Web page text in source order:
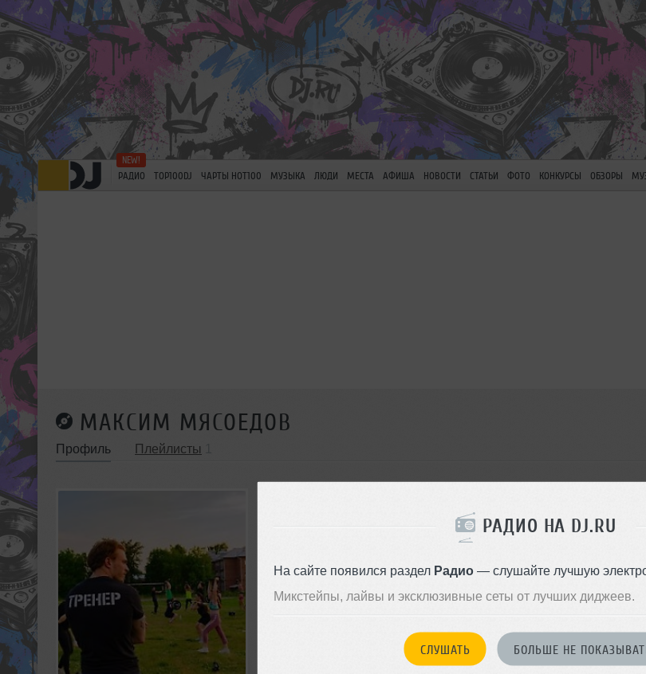
РАДИО НА DJ.RU
На сайте появился раздел Радио— слушайте лучшую
Микстейпы, лайвы и эксклюзивные сеты от лучших диджеев.
СЛУШАТЬ БОЛЬШЕ НЕ
РАДИО TOP100DJ ЧАРТЫ HOT100 МУЗЫКА ЛЮДИ МЕСТА АФИША НОВОСТИ СТАТЬИ ФОТО КОНКУРСЫ ОБЗОРЫ
МАКСИМ МЯСОЕДОВ
Профиль Плейлисты